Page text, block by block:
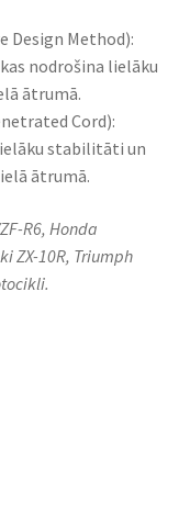
Design Method):
nodrošina lielāku
ātrumā.​
Cord):
stabilitāti un
ātrumā.​
R6, Honda
ZX-10R, Triumph